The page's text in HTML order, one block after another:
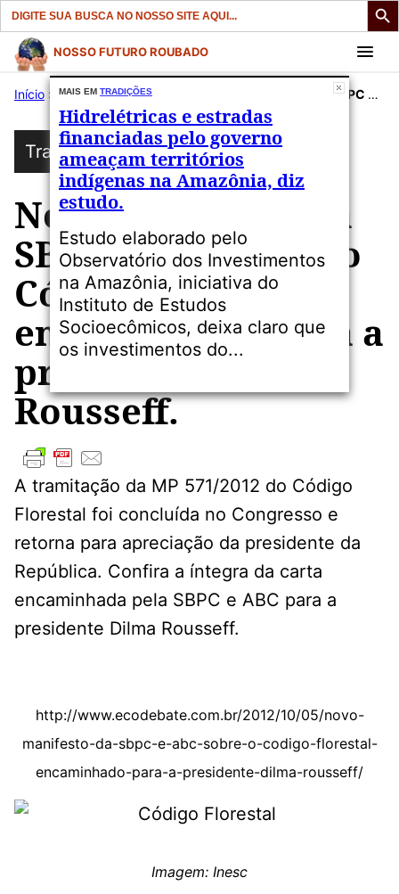
Search
for:
Pular
para
conteúdo
NOSSO FUTURO ROUBADO
Início » Publicações»Tradições Novo manifesto da SBPC e ABC sobre o Código Florestal encaminhado para a presidente Dilma Rousseff.
Tradições
Novo manifesto da
SBPC e ABC sobre o
Código Florestal
encaminhado para a
presidente Dilma
Rousseff.
A tramitação da MP 571/2012 do Código
Florestal foi concluída no Congresso e
retorna para apreciação da presidente da
República. Confira a íntegra da carta
encaminhada pela SBPC e ABC para a
presidente Dilma Rousseff.
http://www.ecodebate.com.br/2012/10/05/novo-
manifesto-da-sbpc-e-abc-sobre-o-codigo-florestal-
encaminhado-para-a-presidente-dilma-rousseff/
Imagem: Inesc
MAIS EM TRADIÇÕES
Hidrelétricas e estradas
financiadas pelo governo
ameaçam territórios
indígenas na Amazônia, diz
estudo.
Estudo elaborado pelo
Observatório dos Investimentos
na Amazônia, iniciativa do
Instituto de Estudos
Socioecômicos, deixa claro que
os investimentos do...